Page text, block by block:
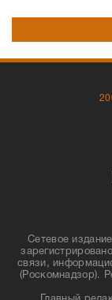
Сетевое
связи,
(Роскомнадзор).